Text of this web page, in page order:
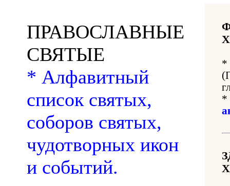
ПРАВОСЛАВНЫЕ
СВЯТЫЕ
* Алфавитный
список святых,
соборов святых,
чудотворных икон
и событий.
*
*